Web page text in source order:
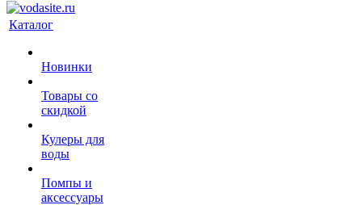
Каталог
Новинки
Товары со
скидкой
Кулеры для
воды
Помпы и
аксессуары